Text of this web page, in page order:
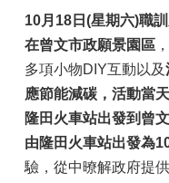
10月18日(星期六)職
在曾文市政願景園區
多項小物DIY互動以及
應節能減碳，活動當
隆田火車站出發到曾
由隆田火車站出發為
驗，從中暸解政府提